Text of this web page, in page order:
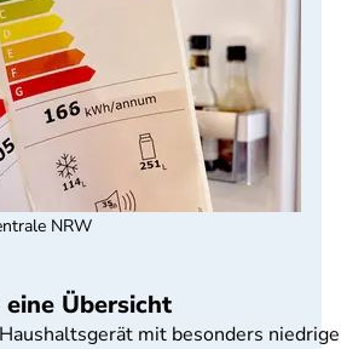
Übersicht
mit besonders
NRW